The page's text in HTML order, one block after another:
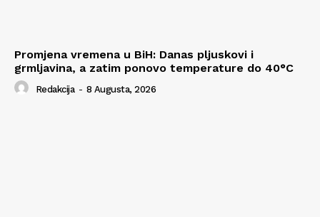
Promjena vremena u BiH: Danas pljuskovi i
grmljavina, a zatim ponovo temperature do 40°C
Redakcija - 8 Augusta, 2026